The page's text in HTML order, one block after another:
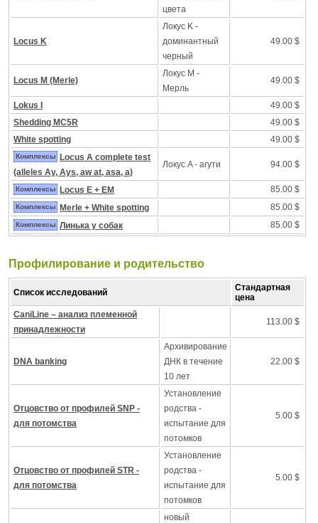
цвета
Locus K
Локус K -
доминантный
черный
49.00 $
Locus M (Merle)
Локус M -
Mерль
49.00 $
Lokus I
49.00 $
Shedding MC5R
49.00 $
White spotting
49.00 $
Комплексы
Locus A complete test
(alleles Ay, Ays, aw at, asa, a)
Локус A - агути 94.00 $
Комплексы Locus E + EM 85.00 $
Комплексы Merle + White spotting 85.00 $
Комплексы Линька у собак 85.00 $
Профилирование и pодительство
Список исследований
Стандартная
цена
CaniLine – анализ племенной
принадлежности
113.00 $
DNA banking
Архивирование
ДНК в течение
10 лет
22.00 $
Отцовство от профилей SNP -
для потомства
Установление
родства -
испытание для
потомков
5.00 $
Отцовство от профилей STR -
для потомства
Установление
родства -
испытание для
потомков
5.00 $
новый